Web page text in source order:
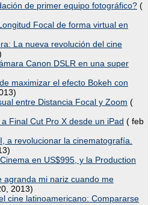
de primer equipo fotográfico? (
Focal de forma virtual en
La nueva revolución del cine
Canon DSLR en una super
maximizar el efecto Bokeh con
entre Distancia Focal y Zoom (
Final Cut Pro X desde un iPad ( feb
a revolucionar la cinematografía.
en US$995, y la Production
agranda mi nariz cuando me
2013)
cine latinoamericano: Compararse